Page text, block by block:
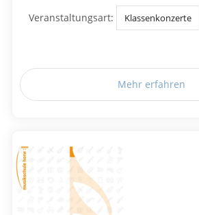
Veranstaltungsart: Klassenkonzerte
Mehr erfahren